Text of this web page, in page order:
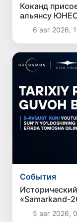
Коканд
альянсу
6 авг 2026,
Cобытия
«Samarkand-
орбиту5 авг 2026,